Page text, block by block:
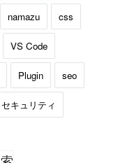
namazu css
VS Code
Plugin seo
セキュリティ